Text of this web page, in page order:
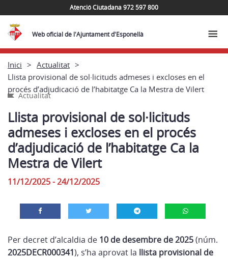
Atenció Ciutadana 972 597 800
Web oficial de l'Ajuntament d'Esponellà
Inici
Actualitat
Llista provisional de sol·licituds admeses i excloses en el
procés d’adjudicació de l’habitatge Ca la Mestra de Vilert
Actualitat
Llista provisional de sol·licituds
admeses i excloses en el procés
d’adjudicació de l’habitatge Ca la
Mestra de Vilert
11/12/2025 - 24/12/2025
Per decret d’alcaldia de 10 de desembre de 2025(núm.
2025DECR000341), s’ha aprovat la llista provisional de